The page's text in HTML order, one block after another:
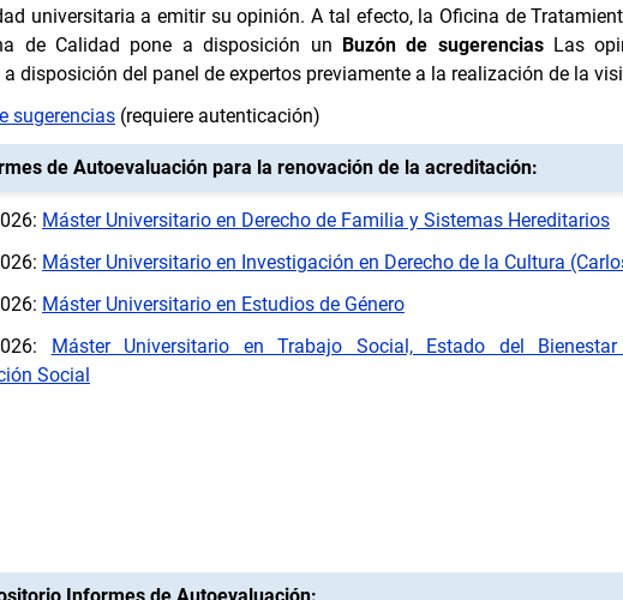
universitaria a emitir su opinión. A tal efecto, la Oficina de
de Calidad pone a disposición un Buzón de sugerenciasLas
a disposición del panel de expertos previamente a la realización de la
sugerencias (requiere autenticación)
de Autoevaluación para la renovación de la acreditación:
Máster Universitario en Derecho de Familia y Sistemas Hereditarios
Máster Universitario en Investigación en Derecho de la Cultura
Máster Universitario en Estudios de Género
Máster Universitario en Trabajo Social, Estado del
Social